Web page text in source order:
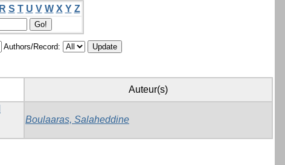
R S T U V W X Y Z
Authors/Record:
Auteur(s)
Boulaaras, Salaheddine